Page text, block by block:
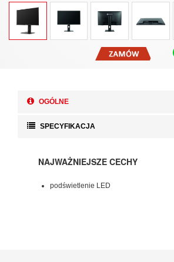
OGÓLNE
SPECYFIKACJA
NAJWAŻNIEJSZE CECHY
podświetlenie LED